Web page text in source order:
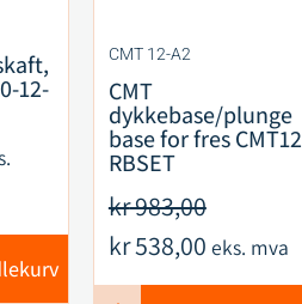
12-
CMT 12-A2
CMT
dykkebase/plunge
base for fres CMT12
RBSET
kr983,00
kr538,00 eks. mva